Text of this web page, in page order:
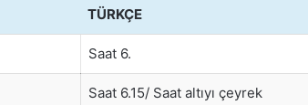
TÜRKÇE
Saat 6.
Saat 6.15/ Saat altıyı çeyrek